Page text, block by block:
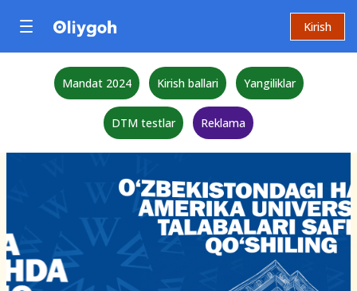
Kirish
Mandat 2024 Kirish ballari Yangiliklar
DTM testlar Reklama